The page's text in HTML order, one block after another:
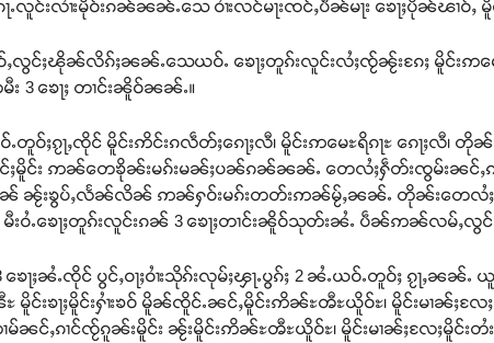
ႉလူင်းလၢႆးမိုဝ်းၵၼ်ၼၼ်ႉသေ ဝၢႆးလင်မႃးၸင်ႇပဵၼ်မႃး ၶေႃႈပိုၼ်ၽၢဝ်ႇ
လွင်ႈၽိုၼ်လိၵ်ႈၼၼ်ႉသေယဝ်ႉ ၶေႃႈတူၵ်းလူင်းလႆႈၸႂ်ၼႂ်းၵႄႈ မိူင်းဢမ
း 3 ၶေႃႈ တၢင်းၼိူဝ်ၼၼ်ႉ။
ဝ်ႉတူဝ်ႈၵႂႃႇၸိုင် မိူင်းဢိင်းၵလဵတ်ႈၵေႃႈလီ၊ မိူင်းဢမေႊရိၵႃႊ ၵေႃႈလီ
ႈမိူင်း ဢၼ်တေၶိုၼ်းမၵ်းမၼ်ႈပၼ်ၵၼ်ၼၼ်ႉ တေလႆႈႁဵတ်းၸွမ်းၼင်ႇၵၢ
ၵၼ် ၼႂ်းၶွပ်ႇလႅၼ်လိၼ် ဢၼ်ႁဝ်းမၵ်းတတ်းဢၼ်မႂ်ႇၼၼ်ႉ တိုၼ်းတေလႆ
။ မီးဝႆႉၶေႃႈတူၵ်းလူင်းၵၼ် 3 ၶေႃႈတၢင်းၼိူဝ်သုတ်းၼႆႉ ပဵၼ်ဢၼ်လမ်ႇလွ
3 ၶေႃႈၼႆႉၸိုင် ပွင်ႇဝႃႈဝၢႆးသိုၵ်းလုမ်ႈၾႃႉပွၵ်ႈ 2 ၼႆႉယဝ်ႉတူဝ်ႈ ၵႂႃႇ
မိူင်းၶႃႈမိူင်းႁၢႆးၶဝ် မိူၼ်ၸိူင်ႉၼင်ႇမိူင်းဢိၼ်ႊၻီႊယိူဝ်ႊ၊ မိူင်းမၢၼ်ႈလ
ႈ တၢမ်ၼင်ႇၵၢင်ၸႂ်ၵူၼ်းမိူင်း ၼႂ်းမိူင်းဢိၼ်ႊၻီႊယိူဝ်ႊ၊ မိူင်းမၢၼ်ႈလႄႈမိူင်